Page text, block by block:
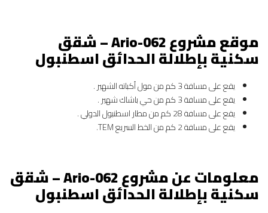
موقع مشروع Ario-062 – شقق
سكنية بإطلالة الحدائق اسطنبول
يقع على مسافة 3 كم من مول أكباته الشهير .
يقع على مسافة 3 كم من حي باشاك شهير .
يقع على مسافة 28 كم من مطار اسطنبول الدولي .
يقع على مسافة 2 كم من الخط السريع TEM.
معلومات عن مشروع Ario-062 – شقق
سكنية بإطلالة الحدائق اسطنبول